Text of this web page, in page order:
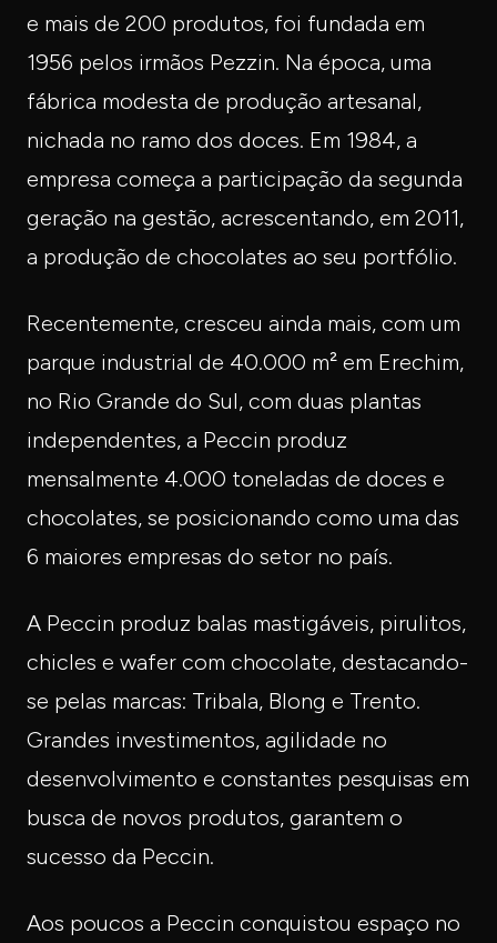
e mais de 200 produtos, foi fundada em
1956 pelos irmãos Pezzin. Na época, uma
fábrica modesta de produção artesanal,
nichada no ramo dos doces. Em 1984, a
empresa começa a participação da segunda
geração na gestão, acrescentando, em 2011,
a produção de chocolates ao seu portfólio.
Recentemente, cresceu ainda mais, com um
parque industrial de 40.000 m² em Erechim,
no Rio Grande do Sul, com duas plantas
independentes, a Peccin produz
mensalmente 4.000 toneladas de doces e
chocolates, se posicionando como uma das
6 maiores empresas do setor no país.
A Peccin produz balas mastigáveis, pirulitos,
chicles e wafer com chocolate, destacando-
se pelas marcas: Tribala, Blong e Trento.
Grandes investimentos, agilidade no
desenvolvimento e constantes pesquisas em
busca de novos produtos, garantem o
sucesso da Peccin.
Aos poucos a Peccin conquistou espaço no